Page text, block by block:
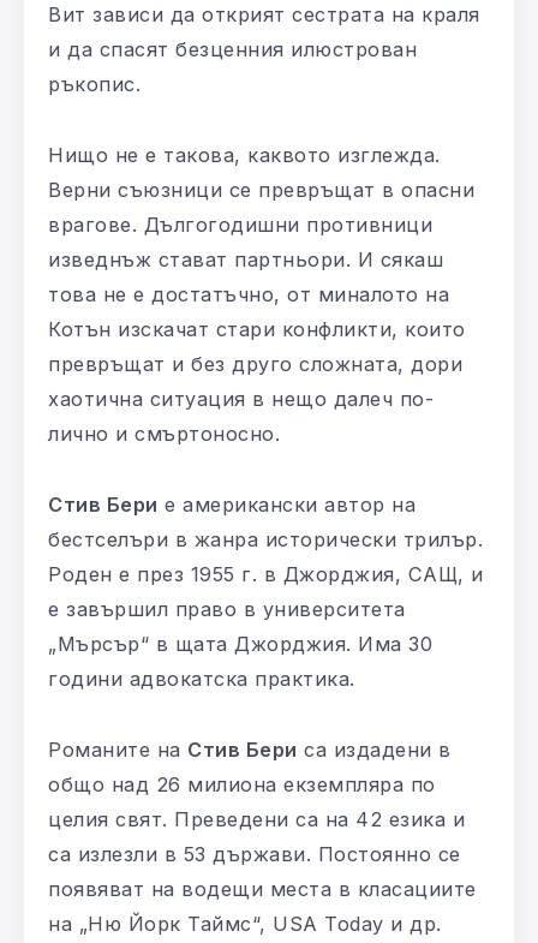
Вит зависи да открият сестрата на краля
и да спасят безценния илюстрован
ръкопис.
Нищо не е такова, каквото изглежда.
Верни съюзници се превръщат в опасни
врагове. Дългогодишни противници
изведнъж стават партньори. И сякаш
това не е достатъчно, от миналото на
Котън изскачат стари конфликти, които
превръщат и без друго сложната, дори
хаотична ситуация в нещо далеч по-
лично и смъртоносно.
Стив Бери е американски автор на
бестселъри в жанра исторически трилър.
Роден е през 1955 г. в Джорджия, САЩ, и
е завършил право в университета
„Мърсър“ в щата Джорджия. Има 30
години адвокатска практика.
Романите на Стив Бери са издадени в
общо над 26 милиона екземпляра по
целия свят. Преведени са на 42 езика и
са излезли в 53 държави. Постоянно се
появяват на водещи места в класациите
на „Ню Йорк Таймс“, USA Today и др.